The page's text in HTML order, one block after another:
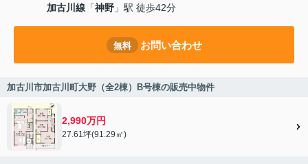
加古川線 「神野 」駅 徒歩42分
無料 お問い合わせ
加古川市加古川町大野（全2棟）B号棟の販売中物件
2,990万円
27.61坪(91.29㎡)